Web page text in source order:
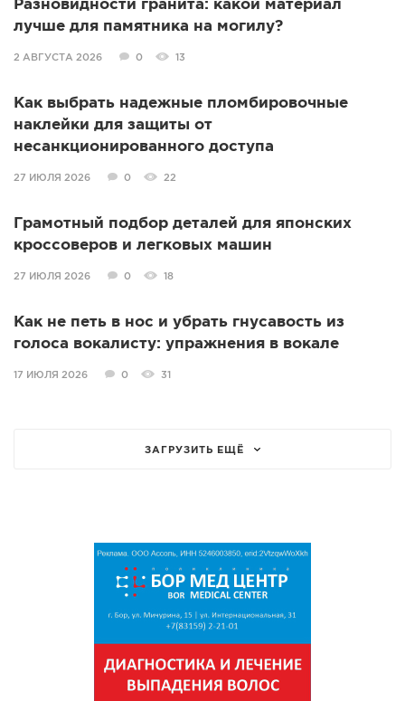
Разновидности гранита: какой материал
лучше для памятника на могилу?
2 АВГУСТА 2026 0 13
Как выбрать надежные пломбировочные
наклейки для защиты от
несанкционированного доступа
27 ИЮЛЯ 2026 0 22
Грамотный подбор деталей для японских
кроссоверов и легковых машин
27 ИЮЛЯ 2026 0 18
Как не петь в нос и убрать гнусавость из
голоса вокалисту: упражнения в вокале
17 ИЮЛЯ 2026 0 31
ЗАГРУЗИТЬ ЕЩЁ